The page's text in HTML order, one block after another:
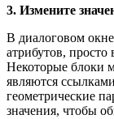
3. Измените
В диалоговом
атрибутов,
Некоторые блоки
являются
геометрические
значения, чтобы